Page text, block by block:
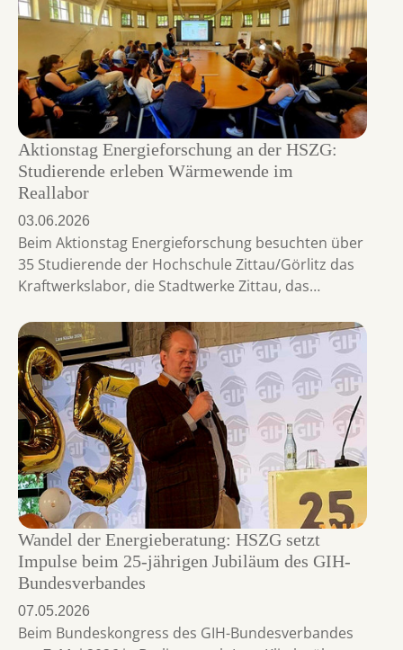
Aktionstag Energieforschung an der HSZG:
Studierende erleben Wärmewende im
Reallabor
03.06.2026
Beim Aktionstag Energieforschung besuchten über
35 Studierende der Hochschule Zittau/Görlitz das
Kraftwerkslabor, die Stadtwerke Zittau, das…
Wandel der Energieberatung: HSZG setzt
Impulse beim 25-jährigen Jubiläum des GIH-
Bundesverbandes
07.05.2026
Beim Bundeskongress des GIH-Bundesverbandes